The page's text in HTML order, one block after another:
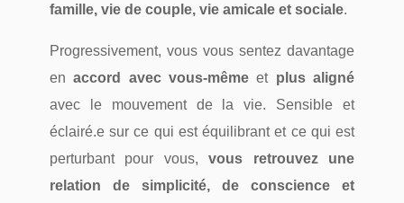
famille, vie de couple, vie amicale et sociale.
Progressivement, vous vous sentez davantage
enaccord avec vous-même et plus aligné
avec le mouvement de la vie. Sensible et
éclairé.e sur ce qui est équilibrant et ce qui est
perturbant pour vous,vous retrouvez une
relation de simplicité, de conscience et